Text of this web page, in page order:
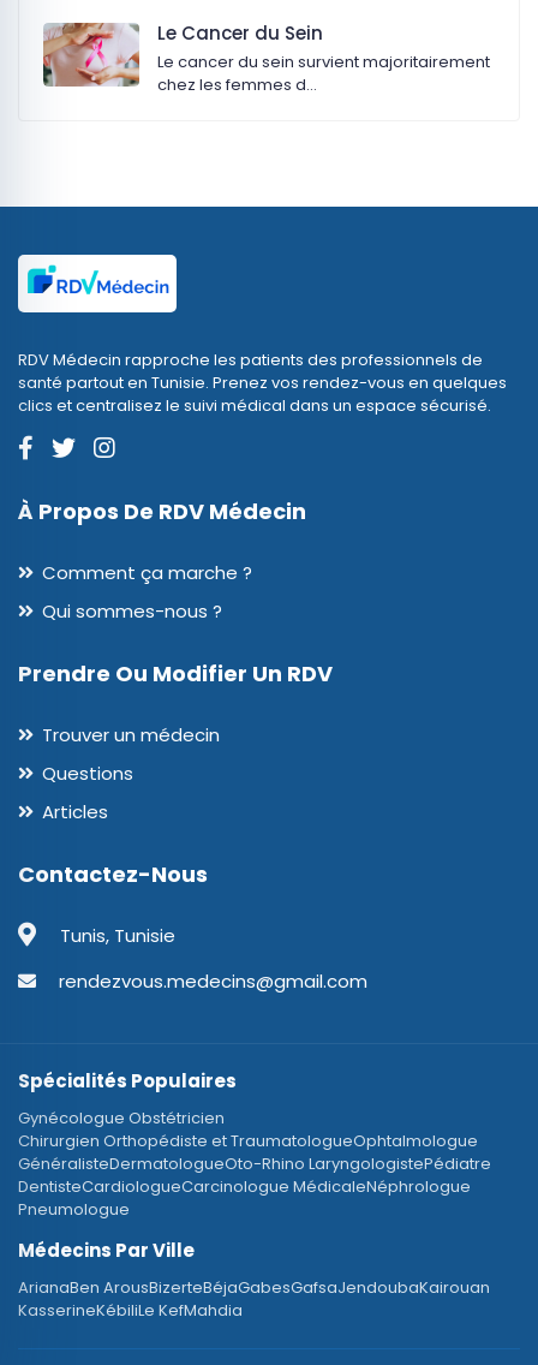
Le Cancer du Sein
Le cancer du sein survient majoritairement
chez les femmes d…
RDV Médecin rapproche les patients des professionnels de
santé partout en Tunisie. Prenez vos rendez-vous en quelques
clics et centralisez le suivi médical dans un espace sécurisé.
À Propos De RDV Médecin
Comment ça marche ?
Qui sommes-nous ?
Prendre Ou Modifier Un RDV
Trouver un médecin
Questions
Articles
Contactez-Nous
Tunis, Tunisie
rendezvous.medecins@gmail.com
Spécialités Populaires
Gynécologue Obstétricien
Chirurgien Orthopédiste et TraumatologueOphtalmologue
GénéralisteDermatologueOto-Rhino LaryngologistePédiatre
DentisteCardiologueCarcinologue MédicaleNéphrologue
Pneumologue
Médecins Par Ville
ArianaBen ArousBizerteBéjaGabesGafsaJendoubaKairouan
KasserineKébiliLe KefMahdia